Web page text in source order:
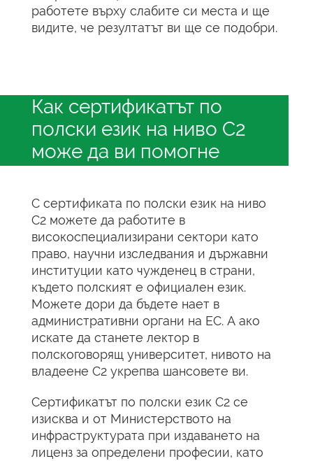
работете върху слабите си места и ще
видите, че резултатът ви ще се подобри.
Как сертификатът по
полски език на ниво C2
може да ви помогне
С сертификата по полски език на ниво
C2 можете да работите в
високоспециализирани сектори като
право, научни изследвания и държавни
институции като чужденец в страни,
където полският е официален език.
Можете дори да бъдете нает в
административни органи на ЕС. А ако
искате да станете лектор в
полскоговорящ университет, нивото на
владеене C2 укрепва шансовете ви.
Сертификатът по полски език C2 се
изисква и от Министерството на
инфраструктурата при издаването на
лиценз за определени професии, като